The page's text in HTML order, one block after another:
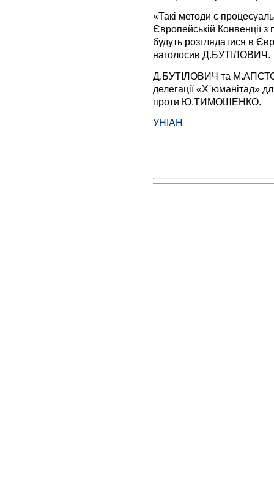
«Такі методи є
Європейській Конвенції
будуть розглядатися в
наголосив Д.БУТІЛОВИЧ.
Д.БУТІЛОВИЧ та
делегації «Х`юманітад»
проти Ю.ТИМОШЕНКО.
УНІАН